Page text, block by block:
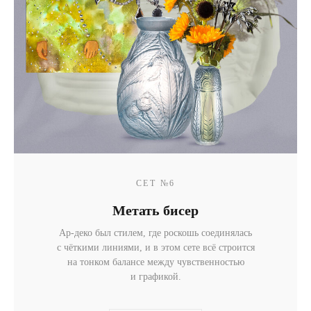
СЕТ №6
Метать бисер
Ар-деко был стилем, где роскошь соединялась
с чёткими линиями, и в этом сете всё строится
на тонком балансе между чувственностью
и графикой.